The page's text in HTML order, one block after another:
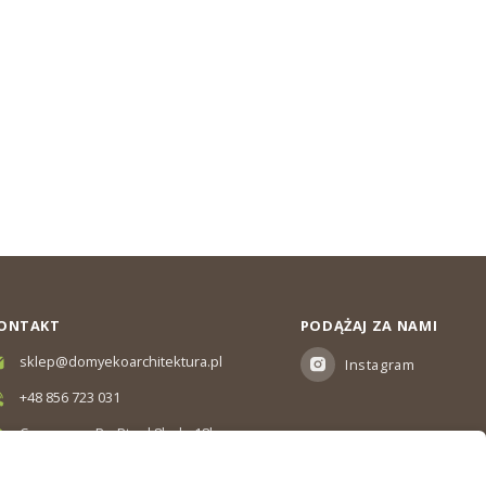
sklep@domyekoarchitektura.pl
+48 856 723 031
Czas pracy: Pn-Pt od 8h do 18h
PODĄŻAJ ZA NAMI
Instagram